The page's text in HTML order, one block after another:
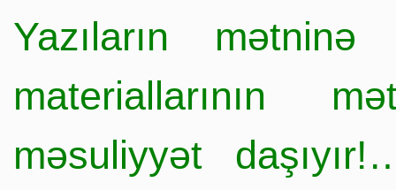
Yazıların
materiallarının
məsuliyyət